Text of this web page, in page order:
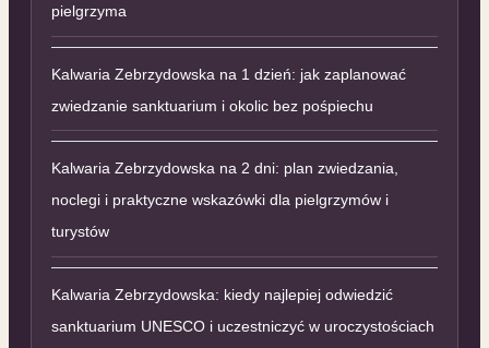
pielgrzyma
Kalwaria Zebrzydowska na 1 dzień: jak zaplanować
zwiedzanie sanktuarium i okolic bez pośpiechu
Kalwaria Zebrzydowska na 2 dni: plan zwiedzania,
noclegi i praktyczne wskazówki dla pielgrzymów i
turystów
Kalwaria Zebrzydowska: kiedy najlepiej odwiedzić
sanktuarium UNESCO i uczestniczyć w uroczystościach